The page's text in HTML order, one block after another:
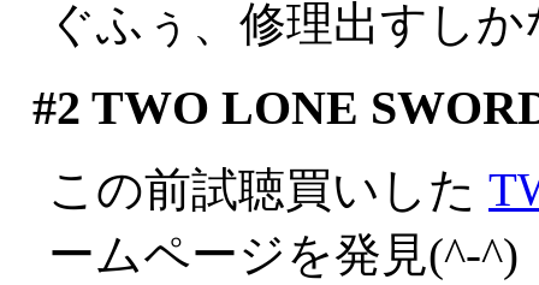
ぐふぅ、修理出すし
#2 TWO LONE
この前試聴買いした
ームページを発見(^-^)